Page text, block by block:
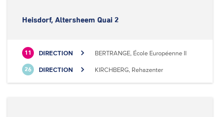
Heisdorf, Altersheem Quai 2
11 DIRECTION BERTRANGE, École Européenne II
26 DIRECTION KIRCHBERG, Rehazenter